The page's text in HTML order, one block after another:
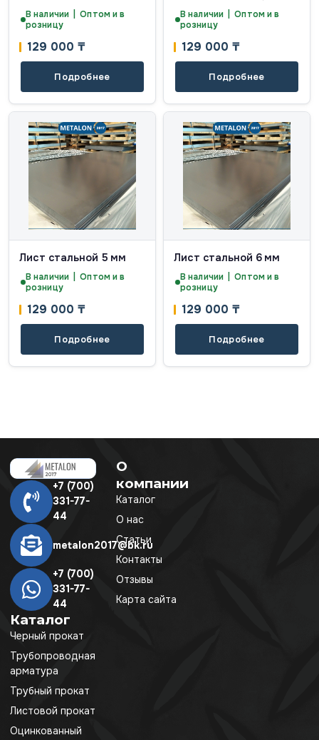
В наличии | Оптом и в
розницу
129 000 ₸
Подробнее
В наличии | Оптом и в
розницу
129 000 ₸
Подробнее
Лист стальной 5 мм
В наличии | Оптом и в
розницу
129 000 ₸
Подробнее
Лист стальной 6 мм
В наличии | Оптом и в
розницу
129 000 ₸
Подробнее
+7 (700)
331-77-
44
metalon2017@bk.ru
+7 (700)
331-77-
44
Каталог
Черный прокат
Трубопроводная
арматура
Трубный прокат
Листовой прокат
Оцинкованный
О
компании
Каталог
О нас
Статьи
Контакты
Отзывы
Карта сайта